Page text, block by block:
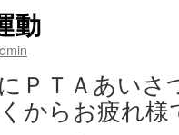
よ
り
配
は
動
ＰＴＡあい
からお疲れ